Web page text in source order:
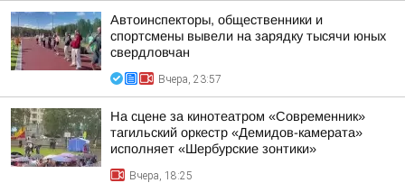
Автоинспекторы, общественники и
спортсмены вывели на зарядку тысячи юных
свердловчан
Вчера, 23:57
На сцене за кинотеатром «Современник»
тагильский оркестр «Демидов-камерата»
исполняет «Шербурские зонтики»
Вчера, 18:25